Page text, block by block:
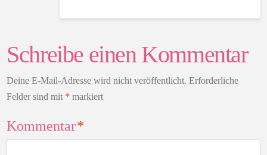
Schreibe einen Kommentar
Deine E-Mail-Adresse wird nicht veröffentlicht. Erforderliche
Felder sind mit * markiert
Kommentar*